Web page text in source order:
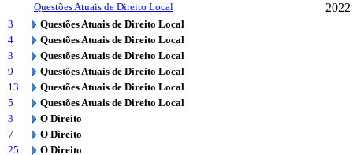
Questões Atuais de Direito Local
2022
3
Questões Atuais de Direito Local
4
Questões Atuais de Direito Local
3
Questões Atuais de Direito Local
9
Questões Atuais de Direito Local
13
Questões Atuais de Direito Local
5
Questões Atuais de Direito Local
3
O Direito
7
O Direito
25
O Direito